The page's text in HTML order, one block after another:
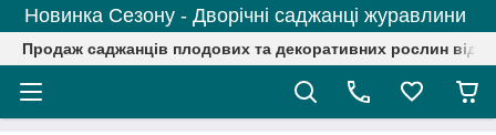
Новинка Сезону - Дворічні саджанці журавлини
Продаж саджанців плодових та декоративних рослин від